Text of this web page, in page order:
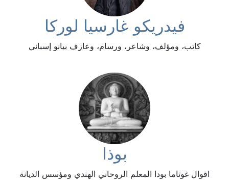
فيدريكو غارسيا لوركا
كاتب، ومؤلف، وشاعر، ورسام، وعازف بيانو إسباني
بوذا
اقوال غوتاما بودا المعلم الروحاني الهندي ومؤسس الديانة